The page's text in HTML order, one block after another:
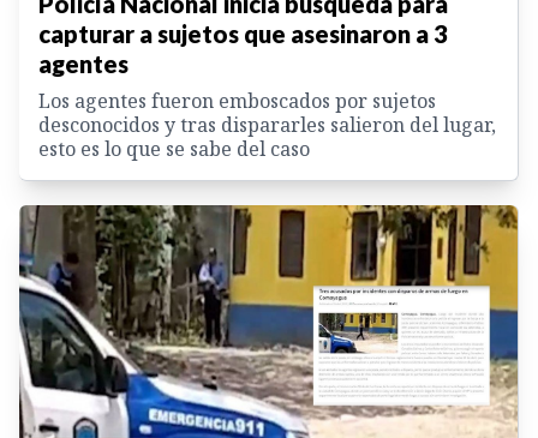
capturar a sujetos que asesinaron a 3
agentes
Los agentes fueron emboscados por sujetos
desconocidos y tras dispararles salieron del lugar,
esto es lo que se sabe del caso